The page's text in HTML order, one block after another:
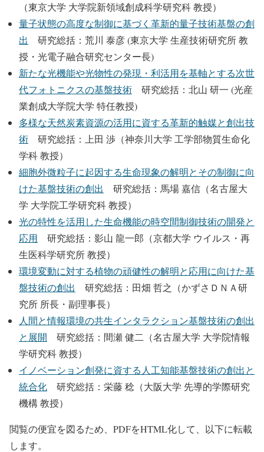
（東京大学 大学院新領域創成科学研究科 教授）
量子状態の高度な制御に基づく革新的量子技術基盤の創
出
研究総括：荒川 泰彦 (東京大学 生産技術研究所 教
授・光電子融合研究センター長)
新たな光機能や光物性の発現・利活用を基軸とする次世
代フォトニクスの基盤技術
研究総括：北山 研一 (光産
業創成大学院大学 特任教授)
多様な天然炭素資源の活用に資する革新的触媒と創出技
術
研究総括：上田 渉（神奈川大学 工学部物質生命化
学科 教授）
細胞外微粒子に起因する生命現象の解明とその制御に向
けた基盤技術の創出 研究総括：馬場 嘉信（名古屋大
学 大学院工学研究科 教授）
光の特性を活用した生命機能の時空間制御技術の開発と
応用 研究総括：影山 龍一郎（京都大学 ウイルス・再
生医科学研究所 教授）
環境変動に対する植物の頑健性の解明と応用に向けた基
盤技術の創出 研究総括：田畑 哲之（かずさＤＮＡ研
究所 所長・副理事長）
人間と情報環境の共生インタラクション基盤技術の創出
と展開 研究総括：間瀬 健二（名古屋大学 大学院情報
学研究科 教授）
イノベーション創発に資する人工知能基盤技術の創出と
統合化 研究総括：栄藤 稔（大阪大学 先導的学際研究
機構 教授）
閲覧の便宜を図るため、PDFをHTML化して、以下に転載
します。